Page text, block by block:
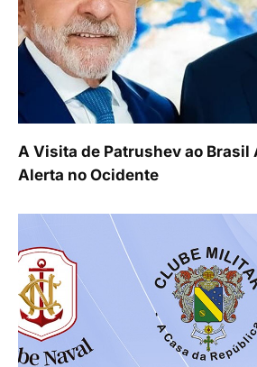
A Visita de Patrushev ao Brasil
Alerta no Ocidente